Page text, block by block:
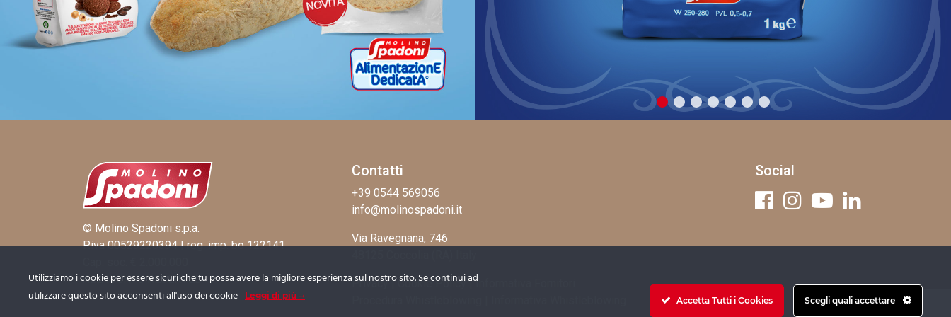
© Molino Spadoni s.p.a.
P.iva 00529220394 | reg. imp. bo 122141
ALL RIGHTS RESERVED
Contatti
+39 0544 569056
info@molinospadoni.it
Via Ravegnana, 746
Privacy|Cookie Policy|Informativa Fornitori
Social
Utilizziamo i cookie per essere sicuri che tu possa avere la migliore esperienza sul nostro sito. Se continui ad
utilizzare questo sito acconsenti all'uso dei cookie
Leggi di più Accetta Tutti i Cookies Scegli quali accettare